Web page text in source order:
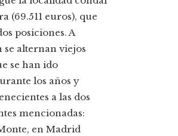
(69.511 euros), que
posiciones. A
alternan viejos
se han ido
los años y
a las dos
mencionadas:
en Madrid